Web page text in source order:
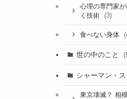
心理の専門家
く技術
(3)
食べない身体
世の中のこと
シャーマン・
東京壊滅？ 相